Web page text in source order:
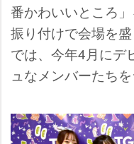
番かわいいところ
振り付けで会場を
では、今年4月にデ
ュなメンバーたち